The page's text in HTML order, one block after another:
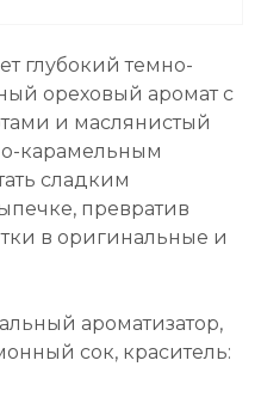
глубокий темно-
ореховый аромат с
и маслянистый
карамельным
сладким
превратив
в оригинальные и
ароматизатор,
сок, краситель: